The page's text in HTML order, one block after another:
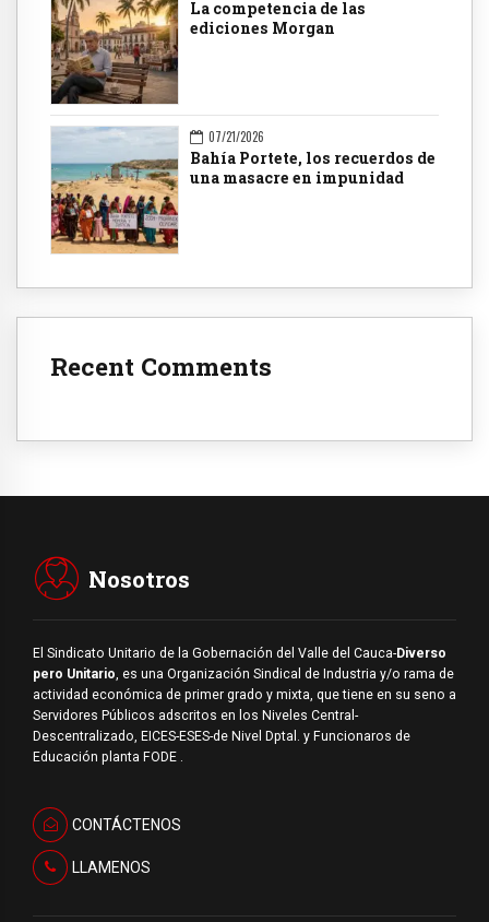
La competencia de las
ediciones Morgan
07/21/2026
Bahía Portete, los recuerdos de
una masacre en impunidad
Recent Comments
Nosotros
El Sindicato Unitario de la Gobernación del Valle del Cauca-Diverso
pero Unitario, es una Organización Sindical de Industria y/o rama de
actividad económica de primer grado y mixta, que tiene en su seno a
Servidores Públicos adscritos en los Niveles Central-
Descentralizado, EICES-ESES-de Nivel Dptal. y Funcionaros de
Educación planta FODE .
CONTÁCTENOS
LLAMENOS